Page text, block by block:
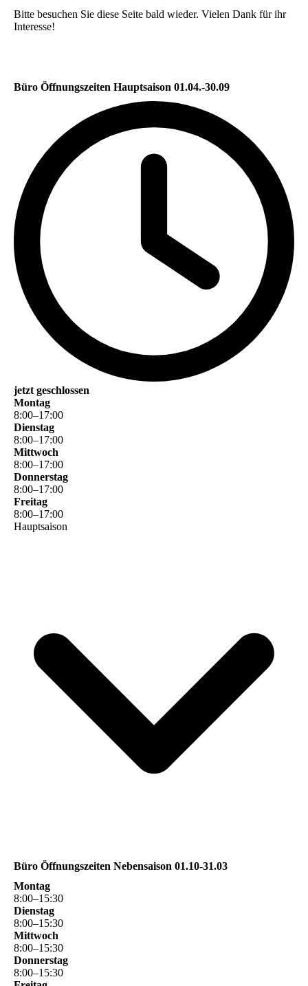
Bitte besuchen Sie diese Seite bald wieder. Vielen Dank für ihr
Interesse!
Büro Öffnungszeiten Hauptsaison 01.04.-30.09
jetzt geschlossen
Montag
8:00–17:00
Dienstag
8:00–17:00
Mittwoch
8:00–17:00
Donnerstag
8:00–17:00
Freitag
8:00–17:00
Hauptsaison
Büro Öffnungszeiten Nebensaison 01.10-31.03
Montag
8:00–15:30
Dienstag
8:00–15:30
Mittwoch
8:00–15:30
Donnerstag
8:00–15:30